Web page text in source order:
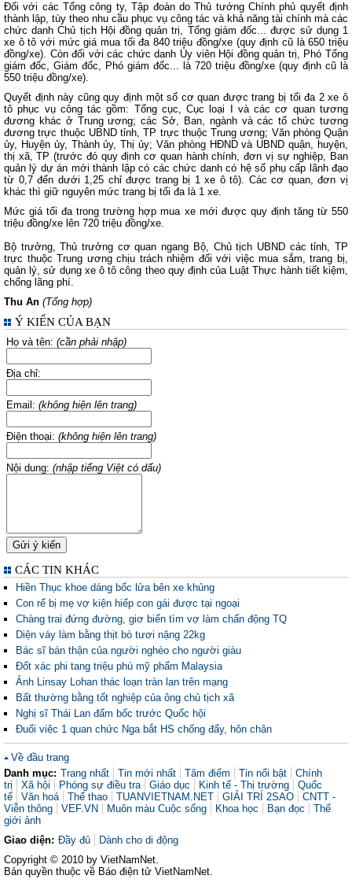
Đối với các Tổng công ty, Tập đoàn do Thủ tướng Chính phủ quyết định
thành lập, tùy theo nhu cầu phục vụ công tác và khả năng tài chính mà các
chức danh Chủ tịch Hội đồng quản trị, Tổng giám đốc... được sử dụng 1
xe ô tô với mức giá mua tối đa 840 triệu đồng/xe (quy định cũ là 650 triệu
đồng/xe). Còn đối với các chức danh Ủy viên Hội đồng quản trị, Phó Tổng
giám đốc, Giám đốc, Phó giám đốc... là 720 triệu đồng/xe (quy định cũ là
550 triệu đồng/xe).
Quyết định này cũng quy định một số cơ quan được trang bị tối đa 2 xe ô
tô phục vụ công tác gồm: Tổng cục, Cục loại I và các cơ quan tương
đương khác ở Trung ương; các Sở, Ban, ngành và các tổ chức tương
đương trực thuộc UBND tỉnh, TP trực thuộc Trung ương; Văn phòng Quận
ủy, Huyện ủy, Thành ủy, Thị ủy; Văn phòng HĐND và UBND quận, huyện,
thị xã, TP (trước đó quy định cơ quan hành chính, đơn vị sự nghiệp, Ban
quản lý dự án mới thành lập có các chức danh có hệ số phụ cấp lãnh đạo
từ 0,7 đến dưới 1,25 chỉ được trang bị 1 xe ô tô). Các cơ quan, đơn vị
khác thì giữ nguyên mức trang bị tối đa là 1 xe.
Mức giá tối đa trong trường hợp mua xe mới được quy định tăng từ 550
triệu đồng/xe lên 720 triệu đồng/xe.
Bộ trưởng, Thủ trưởng cơ quan ngang Bộ, Chủ tịch UBND các tỉnh, TP
trực thuộc Trung ương chịu trách nhiệm đối với việc mua sắm, trang bị,
quản lý, sử dụng xe ô tô công theo quy định của Luật Thực hành tiết kiệm,
chống lãng phí.
Thu An (Tổng hợp)
Ý KIẾN CỦA BẠN
Họ và tên: (cần phải nhập)
Địa chỉ:
Email: (không hiện lên trang)
Điện thoại: (không hiện lên trang)
Nội dung: (nhập tiếng Việt có dấu)
CÁC TIN KHÁC
Hiền Thục khoe dáng bốc lửa bên xe khủng
Con rể bị mẹ vợ kiện hiếp con gái được tại ngoại
Chàng trai đứng đường, giơ biển tìm vợ làm chấn động TQ
Diện váy làm bằng thịt bò tươi nặng 22kg
Bác sĩ bán thận của người nghèo cho người giàu
Đốt xác phi tang triệu phú mỹ phẩm Malaysia
Ảnh Linsay Lohan thác loạn tràn lan trên mạng
Bất thường bằng tốt nghiệp của ông chủ tịch xã
Nghị sĩ Thái Lan đấm bốc trước Quốc hội
Đuổi việc 1 quan chức Nga bắt HS chống đẩy, hôn chân
Về đầu trang
Danh mục: Trang nhất Tin mới nhất Tâm điểm Tin nổi bật
Chính
trị
Xã hội Phóng sự điều tra Giáo dục Kinh tế - Thị trường
Quốc
tế
Văn hoá Thể thao TUANVIETNAM.NET GIẢI TRÍ 2SAO
CNTT -
Viễn thông
VEF.VN Muôn màu Cuộc sống Khoa học Bạn đọc
Thế
giới ảnh
Giao diện: Đầy đủ
Dành cho di động
Copyright © 2010 by VietNamNet.
Bản quyền thuộc về Báo điện tử VietNamNet.